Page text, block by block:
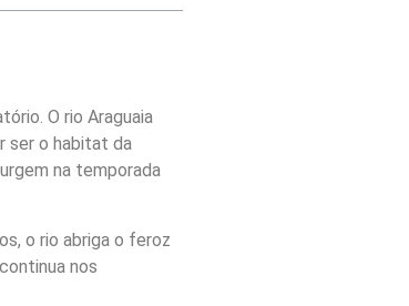
O rio Araguaia
ser o habitat da
na temporada
o rio abriga o feroz
nos